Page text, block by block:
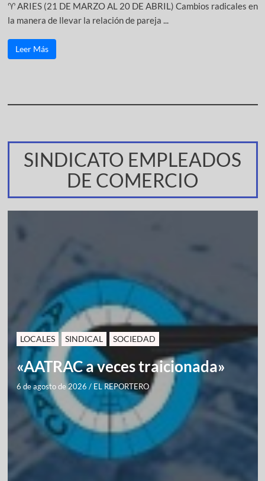
♈ ARIES (21 DE MARZO AL 20 DE ABRIL) Cambios radicales en
la manera de llevar la relación de pareja ...
Leer Más
SINDICATO EMPLEADOS
DE COMERCIO
LOCALES SINDICAL SOCIEDAD
«AATRAC a veces traicionada»
6 de agosto de 2026 / EL REPORTERO